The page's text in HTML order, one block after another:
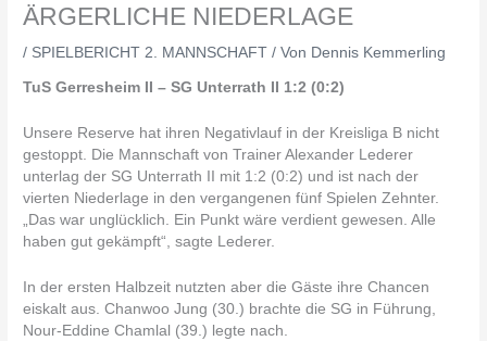
ÄRGERLICHE NIEDERLAGE
/ SPIELBERICHT 2. MANNSCHAFT / Von Dennis Kemmerling
TuS Gerresheim II – SG Unterrath II 1:2 (0:2)
Unsere Reserve hat ihren Negativlauf in der Kreisliga B nicht
gestoppt. Die Mannschaft von Trainer Alexander Lederer
unterlag der SG Unterrath II mit 1:2 (0:2) und ist nach der
vierten Niederlage in den vergangenen fünf Spielen Zehnter.
„Das war unglücklich. Ein Punkt wäre verdient gewesen. Alle
haben gut gekämpft“, sagte Lederer.
In der ersten Halbzeit nutzten aber die Gäste ihre Chancen
eiskalt aus. Chanwoo Jung (30.) brachte die SG in Führung,
Nour-Eddine Chamlal (39.) legte nach.